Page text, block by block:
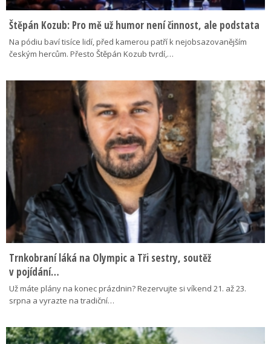
Štěpán Kozub: Pro mě už humor není činnost, ale podstata
Na pódiu baví tisíce lidí, před kamerou patří k nejobsazovanějším
českým hercům. Přesto Štěpán Kozub tvrdí,…
Trnkobraní láká na Olympic a Tři sestry, soutěž
v pojídání…
Už máte plány na konec prázdnin? Rezervujte si víkend 21. až 23.
srpna a vyrazte na tradiční…